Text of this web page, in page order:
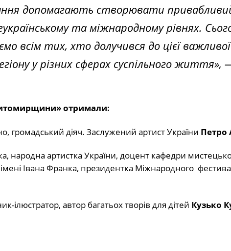
допомагають створювати
та міжнародному рівнях.
всім тих, хто долучився до цієї важливої
у різних сферах суспільного життя»,
отримали:
громадський діяч. Заслужений артист України Петро
народна артистка України, доцент кафедри
Івана Франка, президентка Міжнародного
автор багатьох творів для дітей Кузько